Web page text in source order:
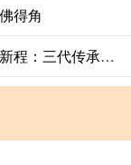
得角
富盈策略 严川奠基铸瓷魂，严华能接棒拓新程：三代传承里的陶瓷史诗_景严_技艺_文化